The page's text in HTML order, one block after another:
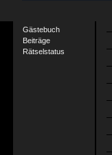
Gästebuch
Beiträge
Rätselstatus